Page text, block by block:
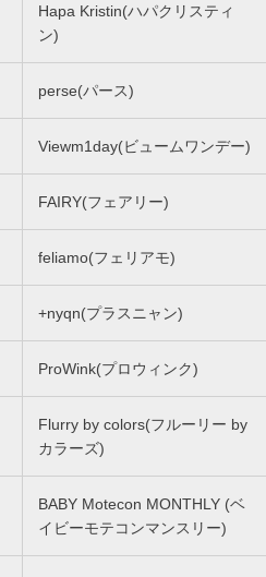
Hapa Kristin(ハパクリスティ
ン)
perse(パース)
Viewm1day(ビュームワンデー)
FAIRY(フェアリー)
feliamo(フェリアモ)
+nyqn(プラスニャン)
ProWink(プロウィンク)
Flurry by colors(フルーリー by
カラーズ)
BABY Motecon MONTHLY (ベ
イビーモテコンマンスリー)